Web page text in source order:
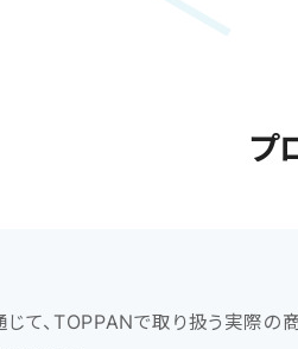
プ
じて、TOPPANで取り扱う実際